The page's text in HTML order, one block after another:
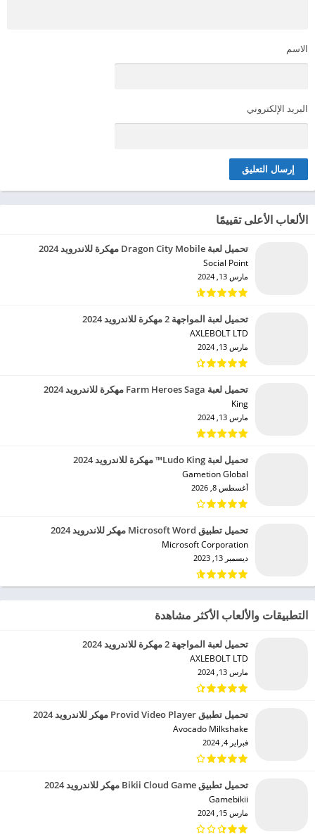
الاسم
البريد الإلكتروني
الألعاب الأعلى تقييمًا
تحميل لعبة Dragon City Mobile مهكرة للاندرويد 2024
Social Point‏
مارس 13, 2024
تحميل لعبة المواجهة 2 مهكرة للاندرويد 2024
AXLEBOLT LTD‏
مارس 13, 2024
تحميل لعبة Farm Heroes Saga مهكرة للاندرويد 2024
King‏
مارس 13, 2024
تحميل لعبة Ludo King™ مهكرة للاندرويد 2024
Gametion Global‏
أغسطس 8, 2026
تحميل تطبيق Microsoft Word مهكر للاندرويد 2024
Microsoft Corporation‏
ديسمبر 13, 2023
التطبيقات والألعاب الأكثر مشاهدة
تحميل لعبة المواجهة 2 مهكرة للاندرويد 2024
AXLEBOLT LTD‏
مارس 13, 2024
تحميل تطبيق Provid Video Player مهكر للاندرويد 2024
Avocado Milkshake‏
فبراير 4, 2024
تحميل تطبيق Bikii Cloud Game مهكر للاندرويد 2024
Gamebikii‏
مارس 15, 2024